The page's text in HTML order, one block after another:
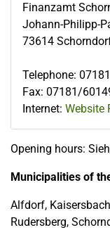
Finanzamt
Johann-Philipp-
73614
Telephone:
Fax: 07181/
Internet: Website
Opening hours:
Municipalities of
Alfdorf,
Rudersberg,